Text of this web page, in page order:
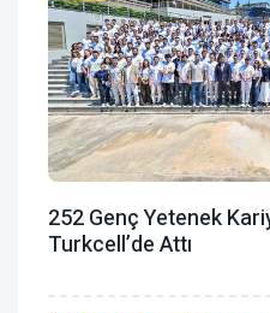
252 Genç Yetenek
Turkcell’de Attı